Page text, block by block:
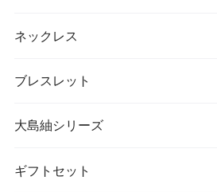
ネックレス
ブレスレット
大島紬シリーズ
ギフトセット